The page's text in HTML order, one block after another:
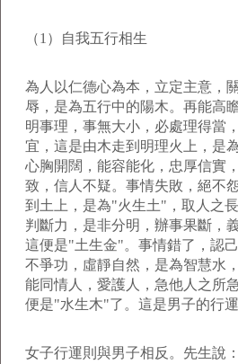
（1）自我五行相生
為人以仁德心為本，立定主意，
辱，是為五行中的陽木。再能高
明事理，事無大小，必處理得當
宜，這是由木走到明理火上，是
心胸開闊，能容能化，忠厚信實
致，信人不疑。事情失敗，絕不
到土上，是為"火生土"，取人之
判斷力，是非分明，辦事果斷，
這便是"土生金"。事情錯了，認
不爭功，虛靜自然，是為智慧水
能同情人，愛護人，急他人之所
便是"水生木"了。這是男子的行運
女子行運則與男子相反。先生說